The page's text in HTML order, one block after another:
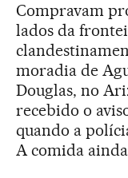
Compravam
lados da
moradia de
Douglas, no
recebido o
quando a
A comida